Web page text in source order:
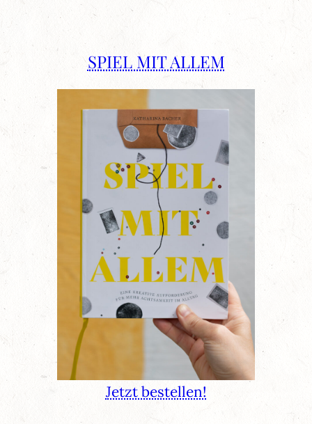
SPIEL MIT ALLEM
Jetzt bestellen!